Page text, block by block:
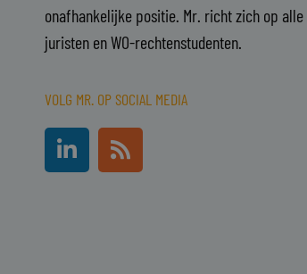
onafhankelijke positie. Mr. richt zich op
juristen en WO-rechtenstudenten.
VOLG MR. OP SOCIAL MEDIA
L
i
n
R
s
s